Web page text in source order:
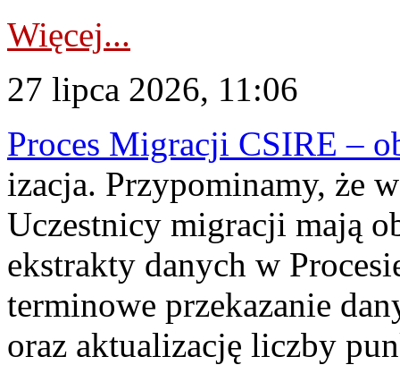
Więcej...
27 lipca 2026, 11:06
Proces Migracji CSIRE –
izacja. Przypominamy, że
Uczestnicy migracji mają
ekstrakty danych w
terminowe przekazanie
oraz aktualizację liczby